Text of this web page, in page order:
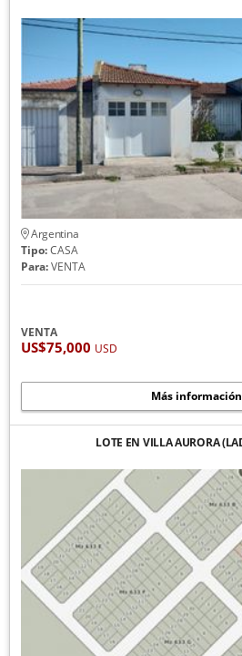
Argentina
Tipo:CASA
Para:VENTA
VENTA
US$75,000 USD
Más información
LOTE EN VILLA AURORA